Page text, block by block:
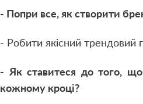
- Попри все, як створити
- Робити якісний трендовий
- Як ставитеся до того,
кожному кроці?